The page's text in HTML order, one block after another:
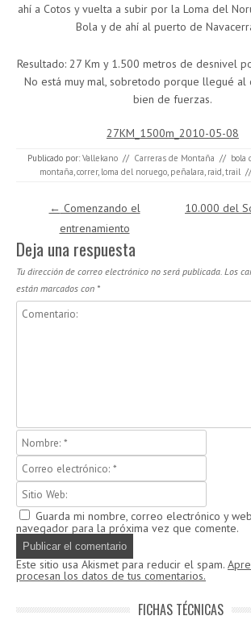
ahí a Cotos y vuelta a subir por la Loma del
Bola y de ahí al puerto de
Resultado: 27 Km y 1.500 metros de desnivel
No está muy mal, sobretodo porque llegué al
bien de fuerzas.
27KM_1500m_2010-05-08
Publicado por: Vallekano // Carreras de Montaña // bola
montaña correr, loma del noruego peñalara raid trail //
Navegación de entradas
← Comenzando el
entrenamiento
10.000 del
Deja una respuesta
Tu dirección de correo electrónico no será publicada. Los
están marcados con *
Guarda mi nombre, correo electrónico y
navegador para la próxima vez que comente.
Este sitio usa Akismet para reducir el spam.
procesan los datos de tus comentarios.
FICHAS TÉCNICAS